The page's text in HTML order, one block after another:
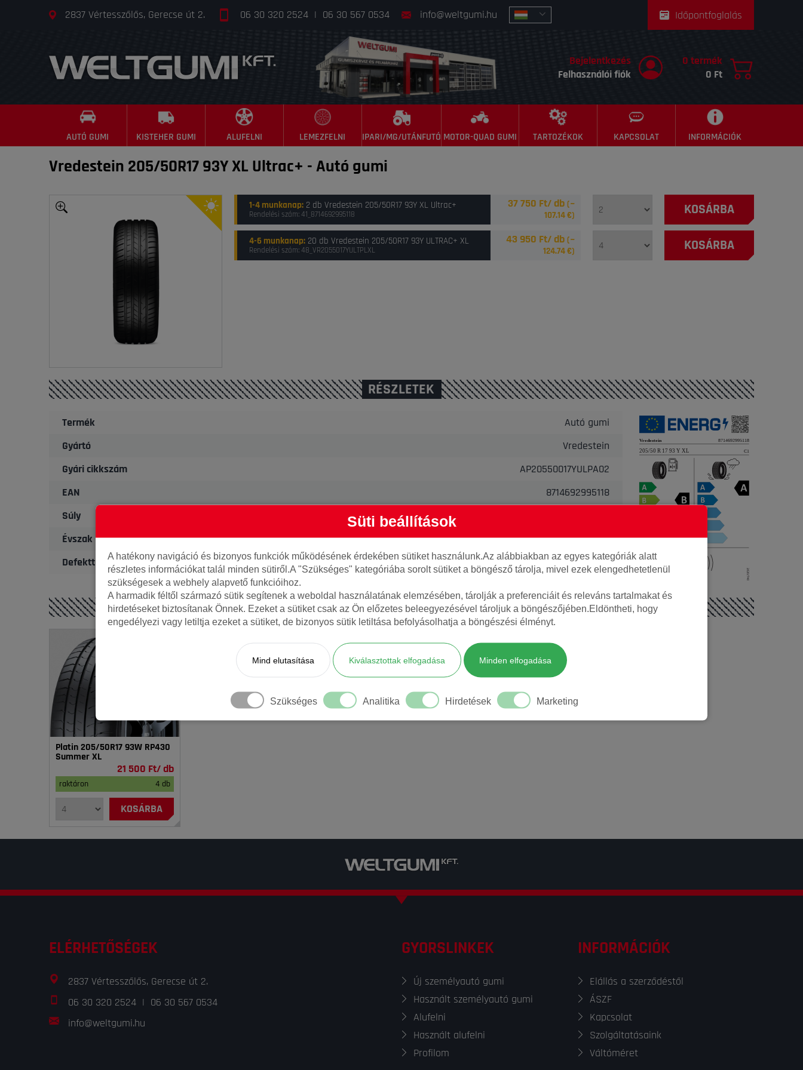
2837 Vértesszőlős, Gerecse út 2. 06 30 320 2524 | 06 30 567 0534 info@weltgumi.hu Időpontfoglalás
Bejelentkezés
Felhasználói fiók
0 termék
0 Ft
AUTÓ GUMI KISTEHER GUMI ALUFELNI LEMEZFELNI IPARI/MG/UTÁNFUTÓ MOTOR-QUAD GUMI TARTOZÉKOK KAPCSOLAT INFORMÁCIÓK
Vredestein 205/50R17 93Y XL Ultrac+ -Autó gumi
1-4 munkanap: 2 db Vredestein 205/50R17 93Y XL Ultrac+
Rendelési szám: 41_8714692995118
37 750 Ft/ db (~
107.14€) KOSÁRBA
4-6 munkanap: 20 db Vredestein 205/50R17 93Y ULTRAC+ XL
Rendelési szám: 48_VR2055017YULTPLXL
43 950 Ft/ db (~
124.74€) KOSÁRBA
RÉSZLETEK
Termék
Autó gumi
Gyártó
Vredestein
Gyári cikkszám
AP20550017YULPA02
EAN
8714692995118
Súly
Évszak
Nyári
Defekttűrő
Nem
AJÁNLOTT TERMÉKEK
Platin 205/50R17 93W RP430
Summer XL
21 500 Ft/ db
raktáron 4 db
KOSÁRBA
Süti beállítások
A hatékony navigáció és bizonyos funkciók működésének érdekében sütiket használunk.Az alábbiakban az egyes kategóriák alatt
részletes információkat talál minden sütiről.A "Szükséges" kategóriába sorolt sütiket a böngésző tárolja, mivel ezek elengedhetetlenül
szükségesek a webhely alapvető funkcióihoz.
A harmadik féltől származó sütik segítenek a weboldal használatának elemzésében, tárolják a preferenciáit és releváns tartalmakat és
hirdetéseket biztosítanak Önnek. Ezeket a sütiket csak az Ön előzetes beleegyezésével tároljuk a böngészőjében.Eldöntheti, hogy
engedélyezi vagy letiltja ezeket a sütiket, de bizonyos sütik letiltása befolyásolhatja a böngészési élményt.
Mind elutasítása Kiválasztottak elfogadása Minden elfogadása
Szükséges Analitika Hirdetések Marketing
ELÉRHETŐSÉGEK
2837 Vértesszőlős, Gerecse út 2.
06 30 320 2524 | 06 30 567 0534
info@weltgumi.hu
GYORSLINKEK
Új személyautó gumi
Használt személyautó gumi
Alufelni
Használt alufelni
Profilom
INFORMÁCIÓK
Elállás a szerződéstől
ÁSZF
Kapcsolat
Szolgáltatásaink
Váltóméret